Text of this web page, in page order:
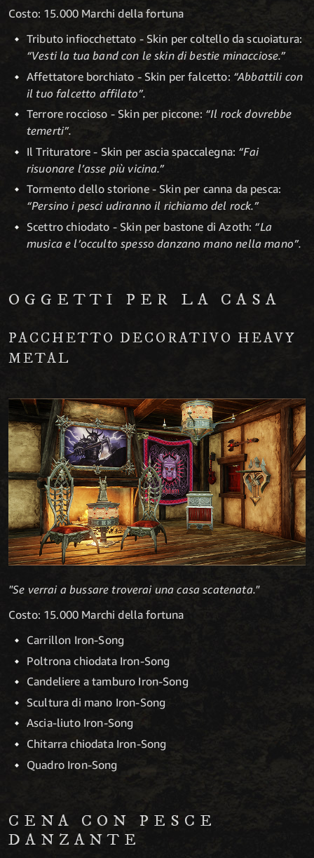
Costo: 15.000 Marchi della fortuna
Tributo infiocchettato - Skin per coltello da scuoiatura:
“Vesti la tua band con le skin di bestie minacciose.”
Affettatore borchiato - Skin per falcetto: “Abbattili con
il tuo falcetto affilato”.
Terrore roccioso - Skin per piccone: “Il rock dovrebbe
temerti”.
Il Trituratore - Skin per ascia spaccalegna: “Fai
risuonare l’asse più vicina.”
Tormento dello storione - Skin per canna da pesca:
“Persino i pesci udiranno il richiamo del rock.”
Scettro chiodato - Skin per bastone di Azoth: “La
musica e l’occulto spesso danzano mano nella mano”.
OGGETTI PER LA CASA
PACCHETTO DECORATIVO HEAVY
METAL
"Se verrai a bussare troverai una casa scatenata."
Costo: 15.000 Marchi della fortuna
Carrillon Iron-Song
Poltrona chiodata Iron-Song
Candeliere a tamburo Iron-Song
Scultura di mano Iron-Song
Ascia-liuto Iron-Song
Chitarra chiodata Iron-Song
Quadro Iron-Song
CENA CON PESCE
DANZANTE